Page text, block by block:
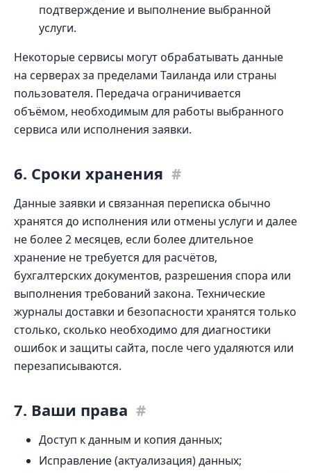
подтверждение и выполнение выбранной
услуги.
Некоторые сервисы могут обрабатывать данные
на серверах за пределами Таиланда или страны
пользователя. Передача ограничивается
объёмом, необходимым для работы выбранного
сервиса или исполнения заявки.
6. Сроки хранения #
Данные заявки и связанная переписка обычно
хранятся до исполнения или отмены услуги и далее
не более 2 месяцев, если более длительное
хранение не требуется для расчётов,
бухгалтерских документов, разрешения спора или
выполнения требований закона. Технические
журналы доставки и безопасности хранятся только
столько, сколько необходимо для диагностики
ошибок и защиты сайта, после чего удаляются или
перезаписываются.
7. Ваши права #
Доступ к данным и копия данных;
Исправление (актуализация) данных;